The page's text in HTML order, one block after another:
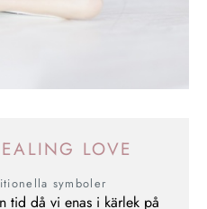
LOVE
symboler
tid då vi enas i kärlek på